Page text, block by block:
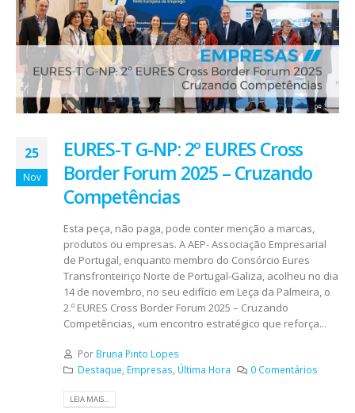
25
Nov
EURES-T G-NP: 2º EURES Cross
Border Forum 2025 – Cruzando
Competências
Esta peça, não paga, pode conter menção a marcas,
produtos ou empresas. A AEP- Associação Empresarial
de Portugal, enquanto membro do Consórcio Eures
Transfronteiriço Norte de Portugal-Galiza, acolheu no dia
14 de novembro, no seu edifício em Leça da Palmeira, o
2.º EURES Cross Border Forum 2025 – Cruzando
Competências, «um encontro estratégico que reforça...
Por Bruna Pinto Lopes
Destaque, Empresas, Última Hora 0 Comentários
LEIA MAIS...